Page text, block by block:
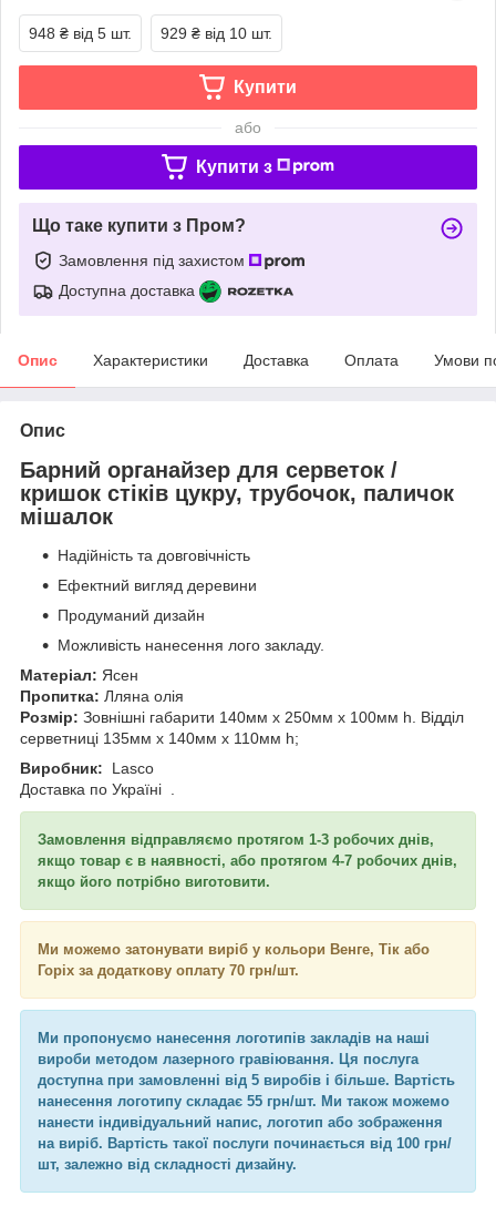
948 ₴ від 5 шт. 929 ₴ від 10 шт.
Купити
або
Купити з
Що таке купити з Пром?
Замовлення під захистом
Доступна доставка
Опис Характеристики Доставка Оплата Умови
Опис
Барний органайзер для серветок /
кришок стіків цукру, трубочок, паличок
мішалок
Надійність та довговічність
Ефектний вигляд деревини
Продуманий дизайн
Можливість нанесення лого закладу.
Матеріал: Ясен
Пропитка: Лляна олія
Розмір: Зовнішні габарити 140мм х 250мм х 100мм h. Відділ
серветниці 135мм х 140мм x 110мм h;
Виробник: Lasco
Доставка по Україні .
Замовлення відправляємо протягом 1-3 робочих днів,
якщо товар є в наявності, або протягом 4-7 робочих днів,
якщо його потрібно виготовити.
Ми можемо затонувати виріб у кольори Венге, Тік або
Горіх за додаткову оплату 70 грн/шт.
Ми пропонуємо нанесення логотипів закладів на наші
вироби методом лазерного гравіювання. Ця послуга
доступна при замовленні від 5 виробів і більше. Вартість
нанесення логотипу складає 55 грн/шт. Ми також можемо
нанести індивідуальний напис, логотип або зображення
на виріб. Вартість такої послуги починається від 100 грн/
шт, залежно від складності дизайну.